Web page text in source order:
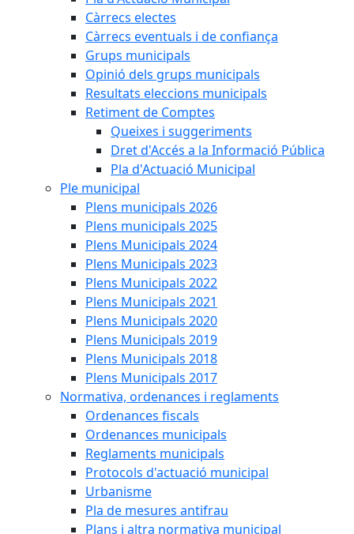
Càrrecs electes
Càrrecs eventuals i de confiança
Grups municipals
Opinió dels grups municipals
Resultats eleccions municipals
Retiment de Comptes
Queixes i suggeriments
Dret d'Accés a la Informació Pública
Pla d'Actuació Municipal
Ple municipal
Plens municipals 2026
Plens municipals 2025
Plens Municipals 2024
Plens Municipals 2023
Plens Municipals 2022
Plens Municipals 2021
Plens Municipals 2020
Plens Municipals 2019
Plens Municipals 2018
Plens Municipals 2017
Normativa, ordenances i reglaments
Ordenances fiscals
Ordenances municipals
Reglaments municipals
Protocols d'actuació municipal
Urbanisme
Pla de mesures antifrau
Plans i altra normativa municipal